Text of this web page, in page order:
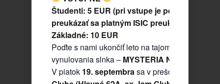
Študenti: 5 EUR (pri vstupe je potrebné
preukázať sa platným ISIC preukazom)
Základné: 10 EUR
Poďte s nami ukončiť leto na tajomný obrad
vynulovania slnka – MYSTERIA NULLI SOLIS
V piatok 19. septembrasa v prešovskom